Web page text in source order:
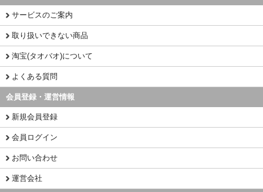
サービスのご案内
取り扱いできない商品
淘宝(タオバオ)について
よくある質問
会員登録・運営情報
新規会員登録
会員ログイン
お問い合わせ
運営会社